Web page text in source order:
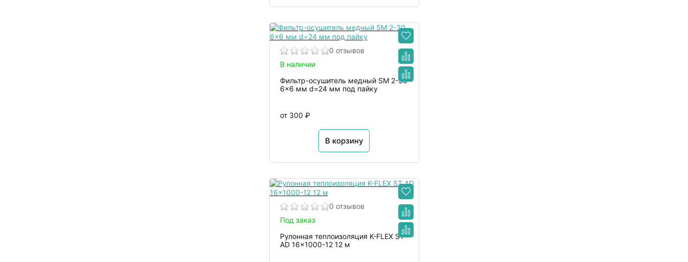
0 отзывов
В наличии
Фильтр-осушитель медный SM 2-30
6×6 мм d=24 мм под пайку
от 300 ₽
В корзину
0 отзывов
Под заказ
Рулонная теплоизоляция K-FLEX ST
AD 16x1000-12 12 м